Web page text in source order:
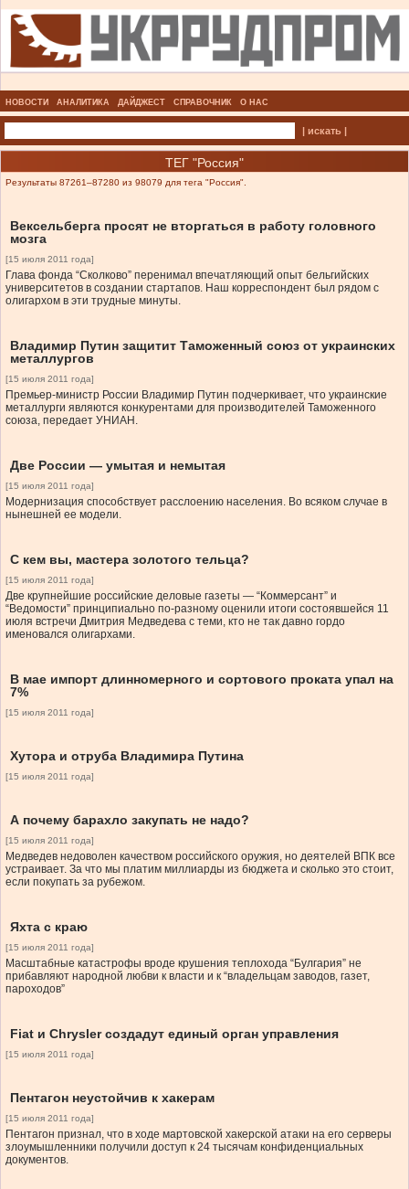
НОВОСТИ АНАЛИТИКА ДАЙДЖЕСТ СПРАВОЧНИК О НАС
| искать |
ТЕГ "Россия"
Результаты 87261–87280 из 98079 для тега "Россия".
Вексельберга просят не вторгаться в работу головного
мозга
[15 июля 2011 года]
Глава фонда “Сколково” перенимал впечатляющий опыт бельгийских
университетов в создании стартапов. Наш корреспондент был рядом с
олигархом в эти трудные минуты.
Владимир Путин защитит Таможенный союз от украинских
металлургов
[15 июля 2011 года]
Премьер-министр России Владимир Путин подчеркивает, что украинские
металлурги являются конкурентами для производителей Таможенного
союза, передает УНИАН.
Две России — умытая и немытая
[15 июля 2011 года]
Модернизация способствует расслоению населения. Во всяком случае в
нынешней ее модели.
С кем вы, мастера золотого тельца?
[15 июля 2011 года]
Две крупнейшие российские деловые газеты — “Коммерсант” и
“Ведомости” принципиально по-разному оценили итоги состоявшейся 11
июля встречи Дмитрия Медведева с теми, кто не так давно гордо
именовался олигархами.
В мае импорт длинномерного и сортового проката упал на
7%
[15 июля 2011 года]
Хутора и отруба Владимира Путина
[15 июля 2011 года]
А почему барахло закупать не надо?
[15 июля 2011 года]
Медведев недоволен качеством российского оружия, но деятелей ВПК все
устраивает. За что мы платим миллиарды из бюджета и сколько это стоит,
если покупать за рубежом.
Яхта с краю
[15 июля 2011 года]
Масштабные катастрофы вроде крушения теплохода “Булгария” не
прибавляют народной любви к власти и к “владельцам заводов, газет,
пароходов”
Fiat и Chrysler создадут единый орган управления
[15 июля 2011 года]
Пентагон неустойчив к хакерам
[15 июля 2011 года]
Пентагон признал, что в ходе мартовской хакерской атаки на его серверы
злоумышленники получили доступ к 24 тысячам конфиденциальных
документов.